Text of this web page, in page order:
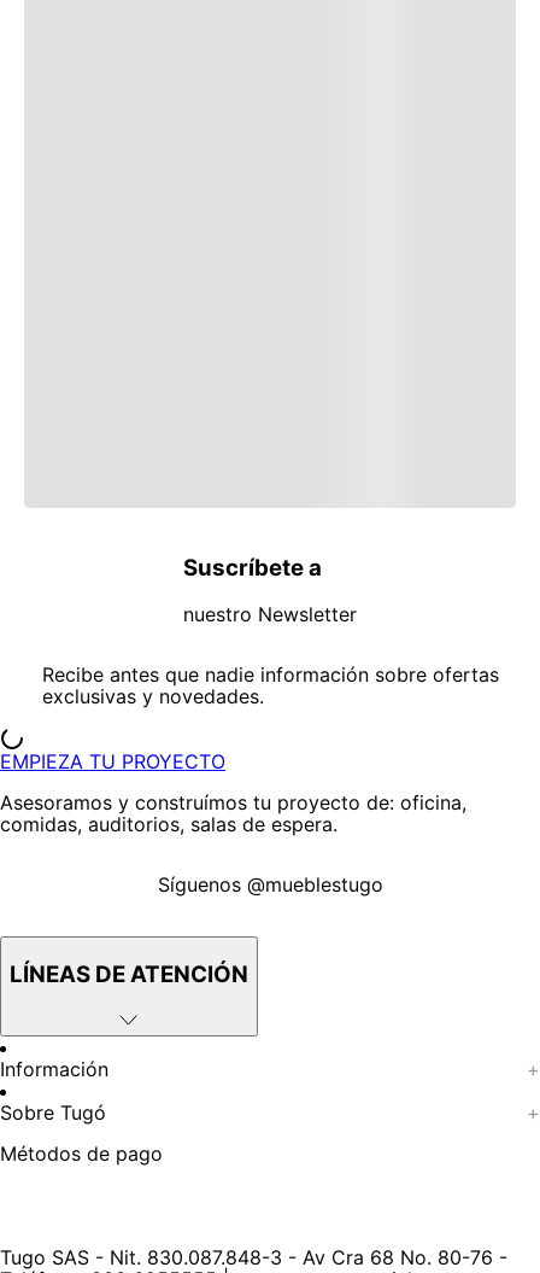
Suscríbete a
nuestro Newsletter
Recibe antes que nadie información sobre ofertas
exclusivas y novedades.
EMPIEZA TU PROYECTO
Asesoramos y construímos tu proyecto de: oficina,
comidas, auditorios, salas de espera.
Síguenos @mueblestugo
LÍNEAS DE ATENCIÓN
Información
+
Protección al consumidor (SIC)
Marketplace.
Instructivo cuidado de muebles
Sobre Tugó
+
Test de estilos
Métodos de pago
Tugo SAS - Nit. 830.087.848-3 - Av Cra 68 No. 80-76 -